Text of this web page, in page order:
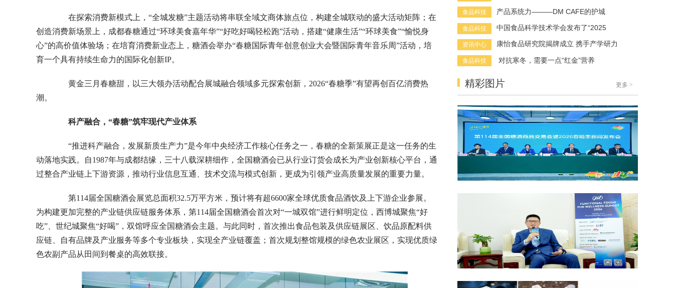
在探索消费新模式上，“全城发糖”主题活动将串联全域文商体旅点位，构建全城联动的盛大活动矩阵；在
创造消费新场景上，成都春糖通过“环球美食嘉年华”“好吃好喝轻松跑”活动，搭建“健康生活”“环球美食”“愉悦身
心”的高价值体验场；在培育消费新业态上，糖酒会举办“春糖国际青年创意创业大会暨国际青年音乐周”活动，培
育一个具有持续生命力的国际化创新IP。
黄金三月春糖甜，以三大领办活动配合展城融合领域多元探索创新，2026“春糖季”有望再创百亿消费热
潮。
科产融合， “春糖”筑牢现代产业体系
“推进科产融合，发展新质生产力”是今年中央经济工作核心任务之一，春糖的全新策展正是这一任务的生
动落地实践。自1987年与成都结缘，三十八载深耕细作，全国糖酒会已从行业订货会成长为产业创新核心平台，通
过整合产业链上下游资源，推动行业信息互通、技术交流与模式创新，更成为引领产业高质量发展的重要力量。
第114届全国糖酒会展览总面积32.5万平方米，预计将有超6600家全球优质食品酒饮及上下游企业参展。
为构建更加完整的产业链供应链服务体系，第114届全国糖酒会首次对“一城双馆”进行鲜明定位，西博城聚焦“好
吃”、世纪城聚焦“好喝”，双馆呼应全国糖酒会主题。与此同时，首次推出食品包装及供应链展区、饮品原配料供
应链、自有品牌及产业服务等多个专业板块，实现全产业链覆盖；首次规划整馆规模的绿色农业展区，实现优质绿
色农副产品从田间到餐桌的高效联接。
食品科技 产品系统力———DM CAFE的护城
食品科技 中国食品科学技术学会发布了“2025
资讯中心 康怡食品研究院揭牌成立 携手产学研力
食品科技 ​ 对抗寒冬，需要一点“红金”营养
精彩图片 更多 >